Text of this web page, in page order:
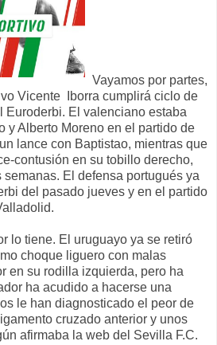
Vayamos por partes,
Vicente Iborra cumplirá ciclo de
Euroderbi. El valenciano estaba
y Alberto Moreno en el partido de
lance con Baptistao, mientras que
contusión en su tobillo derecho,
El defensa portugués ya
del pasado jueves y en el partido
lo tiene. El uruguayo ya se retiró
choque liguero con malas
en su rodilla izquierda, pero ha
ha acudido a hacerse una
le han diagnosticado el peor de
cruzado anterior y unos
afirmaba la web del Sevilla F.C.